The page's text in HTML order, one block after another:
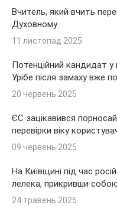
Вчитель, який вчить
Духовному
11 листопад 2025
Потенційний кандидат у
Урібе після замаху вже
20 червень 2025
ЄС зацікавився
перевірки віку
09 червень 2025
На Київщині під час
лелека, прикривши
24 травень 2025